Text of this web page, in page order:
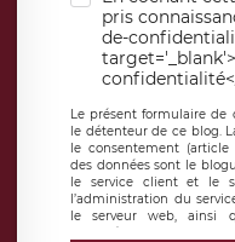
pris
de-
Le présent formulaire de
le détenteur de ce blog.
le consentement (article
des données sont le
le service client et le
l’administration du
le serveur web, ainsi
autorisée. Le